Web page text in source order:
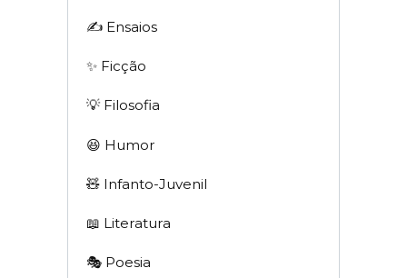
✍️ Ensaios
✨ Ficção
💡 Filosofia
😆 Humor
🧸 Infanto-Juvenil
📖 Literatura
🎭 Poesia